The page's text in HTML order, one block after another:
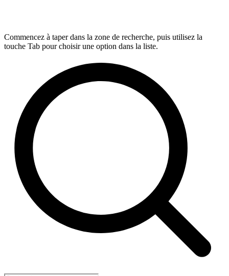
Commencez à taper dans la zone de recherche, puis utilisez la
touche Tab pour choisir une option dans la liste.